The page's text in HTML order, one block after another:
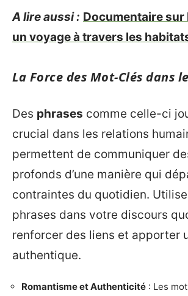
A lire aussi : Documentaire sur
un voyage à travers les
La Force des Mot-Clés dans
Des phrases comme celle-ci
crucial dans les relations
permettent de communiquer
profonds d’une manière qui
contraintes du quotidien.
phrases dans votre discours
renforcer des liens et apporter
authentique.
Romantisme et Authenticité : Les